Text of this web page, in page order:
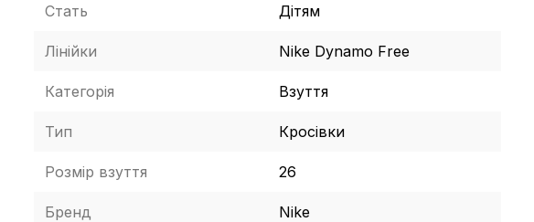
Стать Дітям
Лінійки Nike Dynamo Free
Категорія Взуття
Тип Кросівки
Розмір взуття 26
Бренд Nike